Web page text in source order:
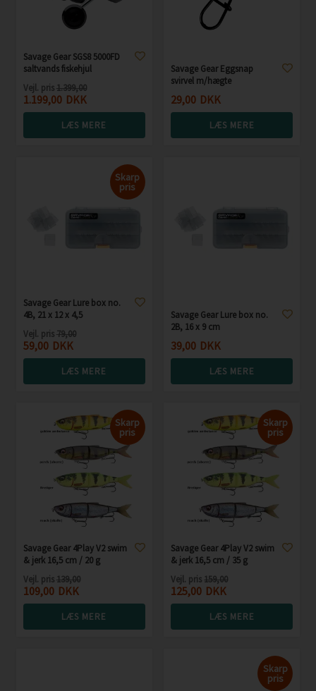
Savage Gear SGS8 5000FD
saltvands fiskehjul
Vejl. pris1.399,00
1.199,00 DKK
LÆS MERE
Savage Gear Eggsnap
svirvel m/hægte
29,00 DKK
LÆS MERE
Skarp
pris
Savage Gear Lure box no.
4B, 21 x 12 x 4,5
Vejl. pris79,00
59,00 DKK
LÆS MERE
Savage Gear Lure box no.
2B, 16 x 9 cm
39,00 DKK
LÆS MERE
Skarp
pris
Savage Gear 4Play V2 swim
& jerk 16,5 cm / 20 g
Vejl. pris139,00
109,00 DKK
LÆS MERE
Skarp
pris
Savage Gear 4Play V2 swim
& jerk 16,5 cm / 35 g
Vejl. pris 159,00
125,00 DKK
LÆS MERE
Skarp
pris